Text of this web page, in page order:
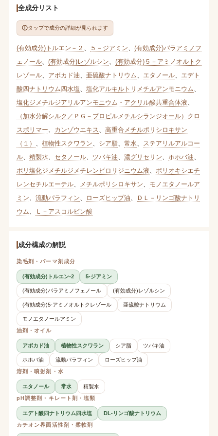
全成分リスト
タップで成分の詳細が見られます
(有効成分)トルエン－２ ５－ジアミン
(有効成分)パラアミノフ
ェノール、 (有効成分)レゾルシン
(有効成分)５－アミノオルトク
レゾール、 アボカド油 亜硫酸ナトリウム エタノール、 エデト
酸四ナトリウム四水塩
塩化アルキルトリメチルアンモニウム
塩化ジメチルジアリルアンモニウム・アクリル酸共重合体液
（加水分解シルク／ＰＧ－プロピルメチルシランジオール）クロ
スポリマー
カンゾウエキス
高重合メチルポリシロキサン
（１）
植物性スクワラン シア脂、 常水
ステアリルアルコー
ル、 精製水 セタノール、 ツバキ油 濃グリセリン ホホバ油
ポリ塩化ジメチルジメチレンピロリジニウム液
ポリオキシエチ
レンセチルエーテル、 メチルポリシロキサン
モノエタノールア
ミン
流動パラフィン ローズヒップ油
ＤＬ－リンゴ酸ナトリ
ウム
Ｌ－アスコルビン酸
成分構成の解説
染毛剤・パーマ剤成分
(有効成分)トルエン-2 5-ジアミン
(有効成分)パラアミノフェノール (有効成分)レゾルシン
(有効成分)5-アミノオルトクレゾール 亜硫酸ナトリウム
モノエタノールアミン
油剤・オイル
アボカド油 植物性スクワラン シア脂 ツバキ油
ホホバ油 流動パラフィン
ローズヒップ油
溶剤・噴射剤・水
エタノール 常水
精製水
pH調整剤・キレート剤・塩類
エデト酸四ナトリウム四水塩
DL-リンゴ酸ナトリウム
カチオン界面活性剤・柔軟剤